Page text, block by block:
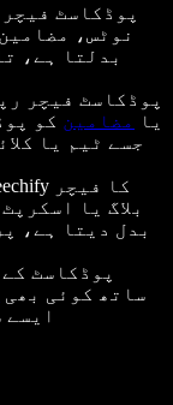
نوٹس،
بدلتا ہے،
یا
مضامین کو
جسے ٹیم یا
بلاگ یا
بدل دیتا ہے،
ساتھ کوئی بھی
ایسے